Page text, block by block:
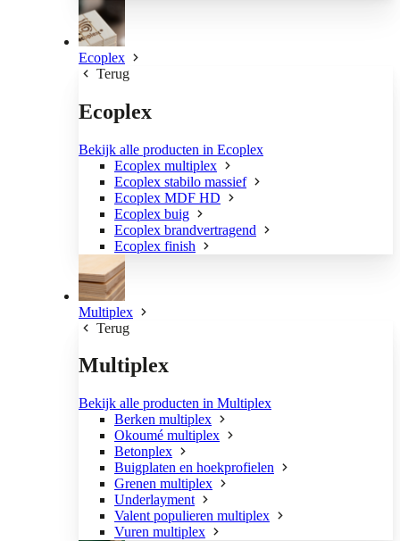
Ecoplex
Terug
Ecoplex
Bekijk alle producten in Ecoplex
Ecoplex multiplex
Ecoplex stabilo massief
Ecoplex MDF HD
Ecoplex buig
Ecoplex brandvertragend
Ecoplex finish
Multiplex
Terug
Multiplex
Bekijk alle producten in Multiplex
Berken multiplex
Okoumé multiplex
Betonplex
Buigplaten en hoekprofielen
Grenen multiplex
Underlayment
Valent populieren multiplex
Vuren multiplex